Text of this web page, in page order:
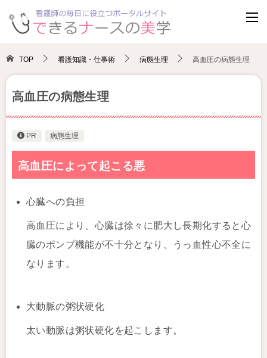
TOP 看護知識・仕事術 病態生理 高血圧の病態生理
高血圧の病態生理
PR 病態生理
高血圧によって起こる悪
心臓への負担
高血圧により、心臓は徐々に肥大し長期化すると心
臓のポンプ機能が不十分となり、うっ血性心不全に
なります。
大動脈の粥状硬化
太い動脈は粥状硬化を起こします。